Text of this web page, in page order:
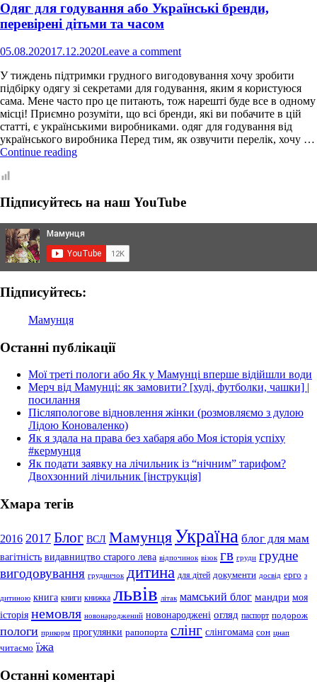
Одяг для годування або Українські бренди,
перевірені дітьми та часом
05.08.202017.12.2020Leave a comment
У тиждень підтримки грудного вигодовування хочу зробити
підбірку одягу зі секретами для годування, яким я користуюся
сама. Мене часто про це питають, тож нарешті буде все в одному
місці! Приємно розуміти, що всі бренди, які ви побачите в цій
статті, є українськими виробниками. одяг для годування від
українського виробника Перед тим, як озвучити перелік, хочу …
Continue readingОдяг
Українські
дітьми
та
часом
Підписуйтесь на наш YouTube
Підписуйтесь:
Мамунця
Останні публікації
Мої треті пологи або Як у Мамунці вперше відійшли води
Мерч від Мамунці: як замовити? [худі, футболки, чашки] |
посилання
Післяпологове відновлення жінки (розмовляємо з дулою
Лідою Коноваленко)
Як я здала на права без хабаря або Моя історія успіху
#кермунця
Як подати заявку на лічильник із “нічним” тарифом?
Двохзонний лічильник [інструкція]
Хмара тегів
2016 2017 Блог ВСЛ МамунцяУкраїна блог для мам
вагітність видавництво старого лева відпочинок візок гв груди грудне
вигодовування грудничок дитина для дітей документи досвід ерго з
дитиною книга книги книжка львів літак мамський блог мандри моя
історія немовля новонароджений новонароджені огляд паспорт подорож
пологи прикорм прогулянки рапопорта слінг слінгомама сон цнап
читаємо їжа
Останні коментарі